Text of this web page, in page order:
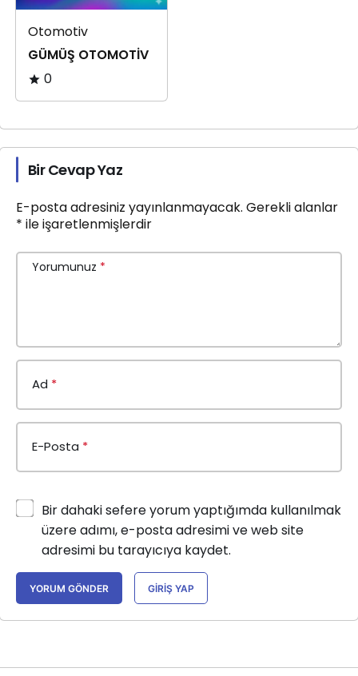
Otomotiv
GÜMÜŞ OTOMOTİV
0
Bir Cevap Yaz
E-posta adresiniz yayınlanmayacak. Gerekli alanlar
* ile işaretlenmişlerdir
Yorumunuz *
Ad *
E-Posta *
Bir dahaki sefere yorum yaptığımda kullanılmak
üzere adımı, e-posta adresimi ve web site
adresimi bu tarayıcıya kaydet.
YORUM GÖNDER GIRIŞ YAP